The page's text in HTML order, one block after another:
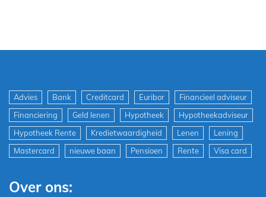
Advies Bank Creditcard Euribor
Financieel adviseur
Financiering
Geld lenen Hypotheek
Hypotheekadviseur
Hypotheek Rente
Kredietwaardigheid Lenen
Lening
Mastercard
nieuwe baan Pensioen Rente Visa card
Over ons: